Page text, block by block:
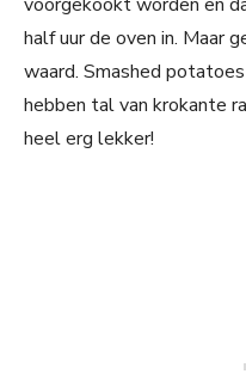
half uur de oven in. Maar
waard. Smashed
hebben tal van krokante
heel erg lekker!